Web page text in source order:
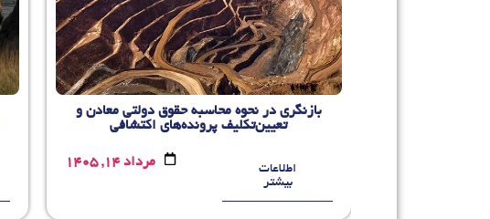
بازنگری در نحوه محاسبه حقوق دولتی معادن و
تعیین‌تکلیف پرونده‌های اکتشافی
اطلاعات
بیشتر
مرداد 14, 1405